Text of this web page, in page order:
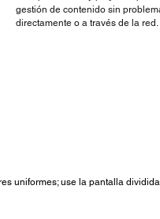
gestión de contenido sin
directamente o a través de la red.
uniformes; use la pantalla dividida